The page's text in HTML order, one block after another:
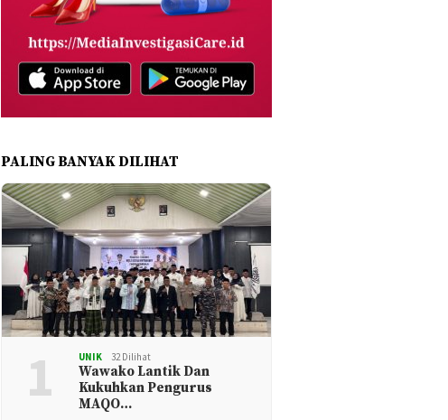
PALING BANYAK DILIHAT
1 UNIK 32 Dilihat
Wawako Lantik Dan
Kukuhkan Pengurus
MAQO…